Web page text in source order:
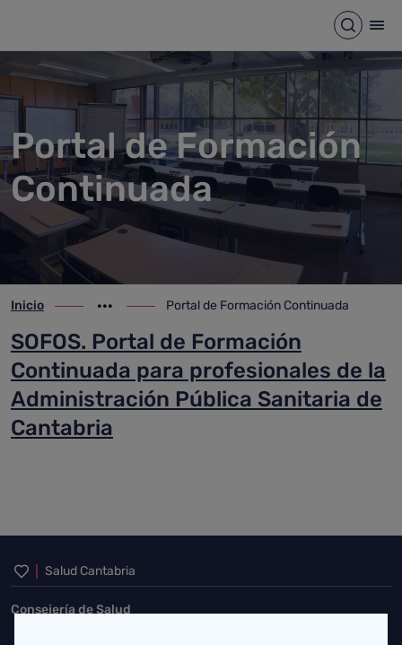
Portal de Formación Abrir
Portal de Formación
Continuada
ir-a inicio
Inicio
Mostrar opciones del camino de migas
ir-a Portal de Formación Continuada
Portal de Formación Continuada
SOFOS. Portal de Formación
Continuada para profesionales de la
Administración Pública Sanitaria de
Cantabria
Inicio del pie de página
Salud Cantabria
Consejería de Salud